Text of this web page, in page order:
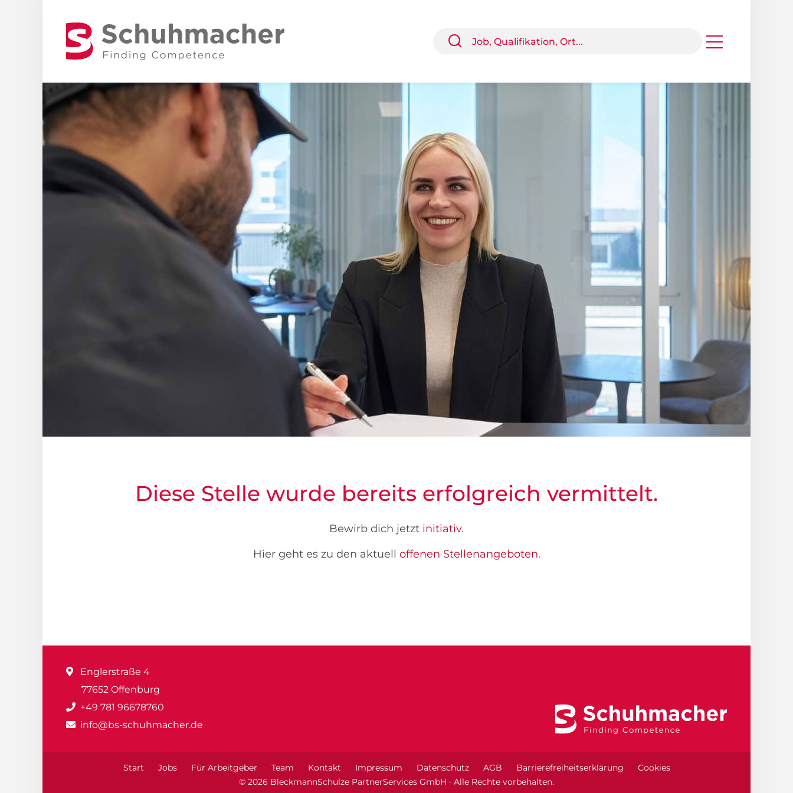
Diese Stelle wurde bereits erfolgreich vermittelt.
Bewirb dich jetzt initiativ.
Hier geht es zu den aktuell offenen Stellenangeboten.
Englerstraße 4
77652 Offenburg
+49 781 96678760
info@bs-schuhmacher.de
Start Jobs Für Arbeitgeber Team Kontakt Impressum Datenschutz AGB Barrierefreiheitserklärung
Cookies
© 2026 BleckmannSchulze PartnerServices GmbH · Alle Rechte vorbehalten.